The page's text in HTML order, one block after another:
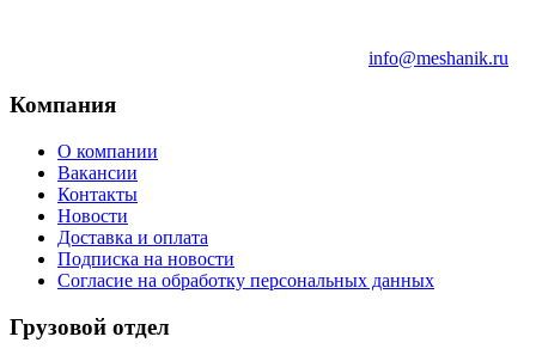
info@meshanik.ru
Компания
О компании
Вакансии
Контакты
Новости
Доставка и оплата
Подписка на новости
Согласие на обработку персональных данных
Грузовой отдел